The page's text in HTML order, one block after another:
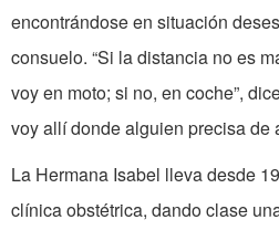
encontrándose en situación
consuelo. “Si la distancia no es
voy en moto; si no, en coche”,
voy allí donde alguien precisa de
La Hermana Isabel lleva desde
clínica obstétrica, dando clase